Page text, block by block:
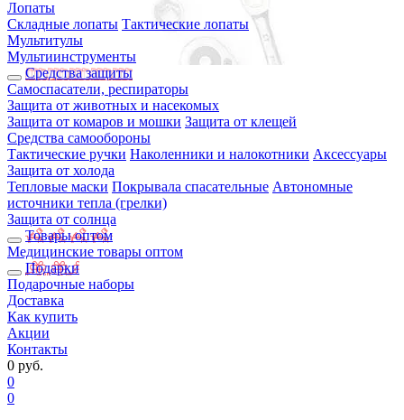
Лопаты
Складные лопаты Тактические лопаты
Мультитулы
Мультиинструменты
Средства защиты
Самоспасатели, респираторы
Защита от животных и насекомых
Защита от комаров и мошки Защита от клещей
Средства самообороны
Тактические ручки Наколенники и налокотники Аксессуары
Защита от холода
Тепловые маски Покрывала спасательные Автономные
источники тепла (грелки)
Защита от солнца
Товары оптом
Медицинские товары оптом
Подарки
Подарочные наборы
Доставка
Как купить
Акции
Контакты
0 руб.
0
0